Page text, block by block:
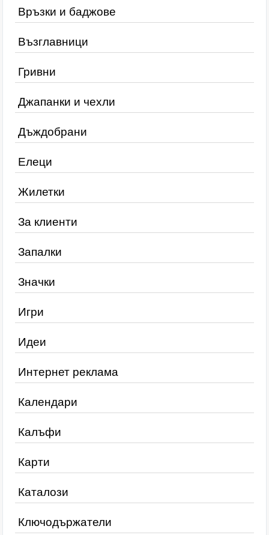
Връзки и баджове
Възглавници
Гривни
Джапанки и чехли
Дъждобрани
Елеци
Жилетки
За клиенти
Запалки
Значки
Игри
Идеи
Интернет реклама
Календари
Калъфи
Карти
Каталози
Ключодържатели